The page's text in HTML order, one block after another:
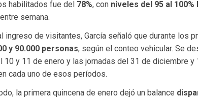
habilitados fue del 78%, con niveles del 95 al
semana.
ingreso de visitantes, García señaló que durante los
y 90.000 personas, según el conteo vehicular. Se
10 y 11 de enero y las jornadas del 31 de diciembre y
cada uno de esos períodos.
la primera quincena de enero dejó un balance